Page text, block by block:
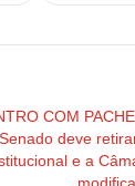
COM
deve
e a